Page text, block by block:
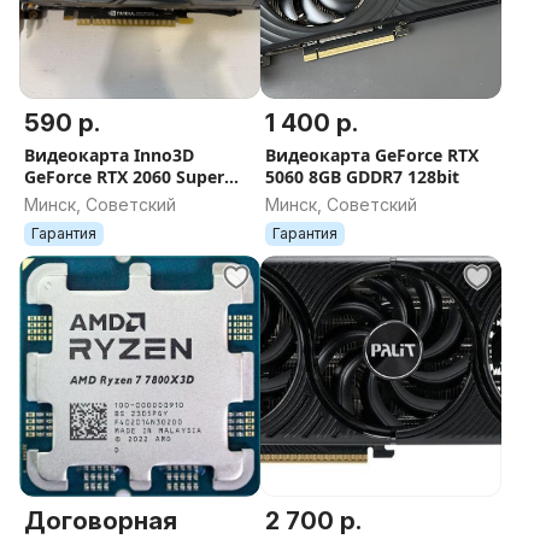
590 р.
Видеокарта Inno3D
GeForce RTX 2060 Super
Twin X2 8GB GDDR6
Минск, Советский
Гарантия
1 400 р.
Видеокарта GeForce RTX
5060 8GB GDDR7 128bit
Минск, Советский
Гарантия
Договорная 2 700 р.